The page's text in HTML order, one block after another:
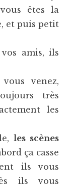
êtes la
et puis petit
amis, ils
venez,
très
les
les scènes
ça casse
ils vous
ils vous